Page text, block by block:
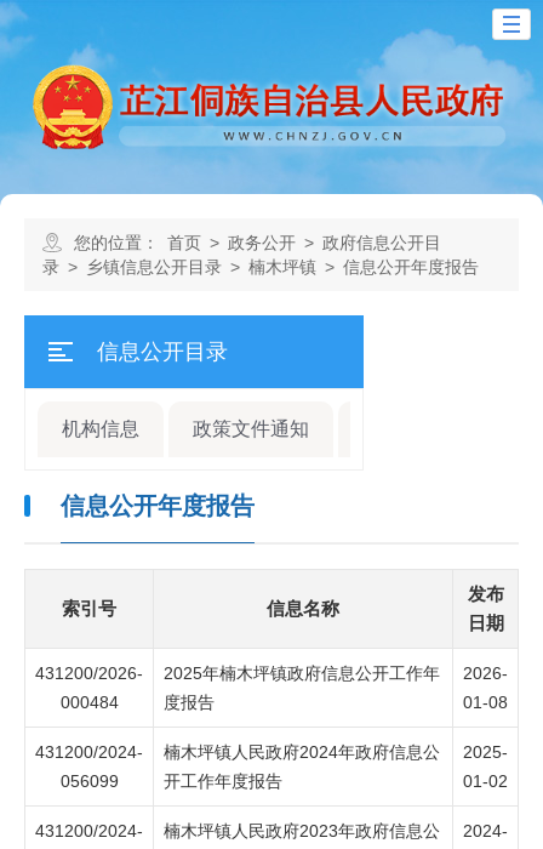
您的位置： 首页 > 政务公开 > 政府信息公开目
录 > 乡镇信息公开目录 > 楠木坪镇 > 信息公开年度报告
信息公开目录
机构信息 政策文件通知
信息公开年度报告
索引号 信息名称
发布
日期
431200/2026-
000484
2025年楠木坪镇政府信息公开工作年
度报告
2026-
01-08
431200/2024-
056099
楠木坪镇人民政府2024年政府信息公
开工作年度报告
2025-
01-02
431200/2024-
楠木坪镇人民政府2023年政府信息公
2024-